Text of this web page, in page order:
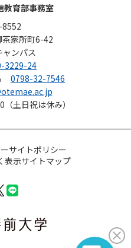
教育部事務室
8552
家所町6-42
ャンパス
3229-24
0798-32-7546
土日祝は休み）
サイトポリシー
表示サイトマップ